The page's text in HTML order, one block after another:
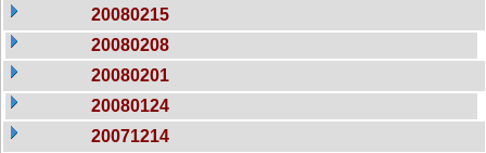
20080215
20080208
20080201
20080124
20071214